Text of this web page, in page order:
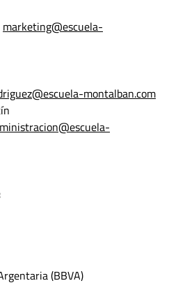
marketing@escuela-
montalban.com
(BBVA)